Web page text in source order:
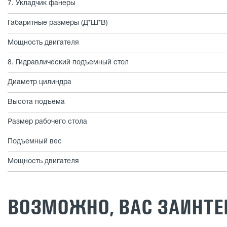
7. Укладчик фанеры
Габаритные размеры (Д*Ш*В)
Мощность двигателя
8. Гидравлический подъемный стол
Диаметр цилиндра
Высота подъема
Размер рабочего стола
Подъемный вес
Мощность двигателя
ВОЗМОЖНО, ВАС